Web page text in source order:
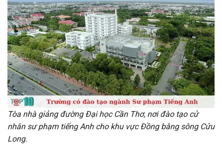
Tòa nhà giảng đường Đại học Cần Thơ, nơi đào tạo cử
nhân sư phạm tiếng Anh cho khu vực Đồng bằng sông Cửu
Long.